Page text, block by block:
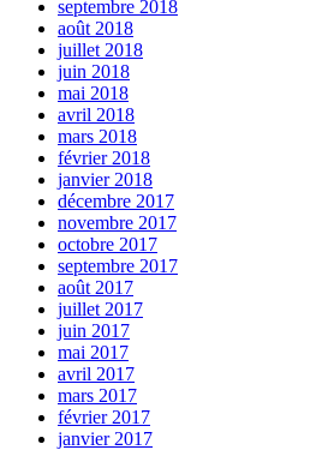
septembre 2018
août 2018
juillet 2018
juin 2018
mai 2018
avril 2018
mars 2018
février 2018
janvier 2018
décembre 2017
novembre 2017
octobre 2017
septembre 2017
août 2017
juillet 2017
juin 2017
mai 2017
avril 2017
mars 2017
février 2017
janvier 2017